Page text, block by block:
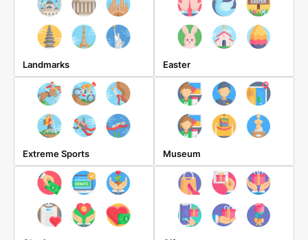
Landmarks Easter
Extreme Sports Museum